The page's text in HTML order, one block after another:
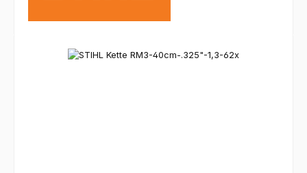
Bildergalerie überspringen